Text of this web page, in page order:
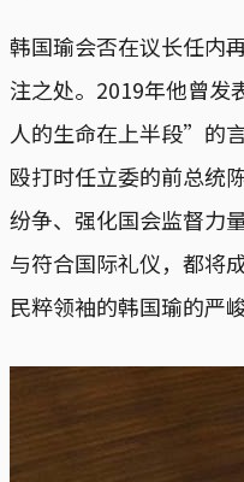
韩国瑜会否在议长任内
注之处。2019年他曾
人的生命在上半段”的
殴打时任立委的前总统
纷争、强化国会监督力
与符合国际礼仪，都将
民粹领袖的韩国瑜的严